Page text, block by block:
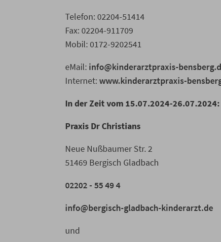
Telefon: 02204-51414
Fax: 02204-911709
Mobil: 0172-9202541
eMail: info@kinderarztpraxis-
Internet: www.kinderarztpraxis-
In der Zeit vom 15.07.2024-26.07.2024:
Praxis Dr Christians
Neue Nußbaumer Str. 2
51469 Bergisch Gladbach
02202 - 55 49 4
info@bergisch-gladbach-kinderarzt.de
und